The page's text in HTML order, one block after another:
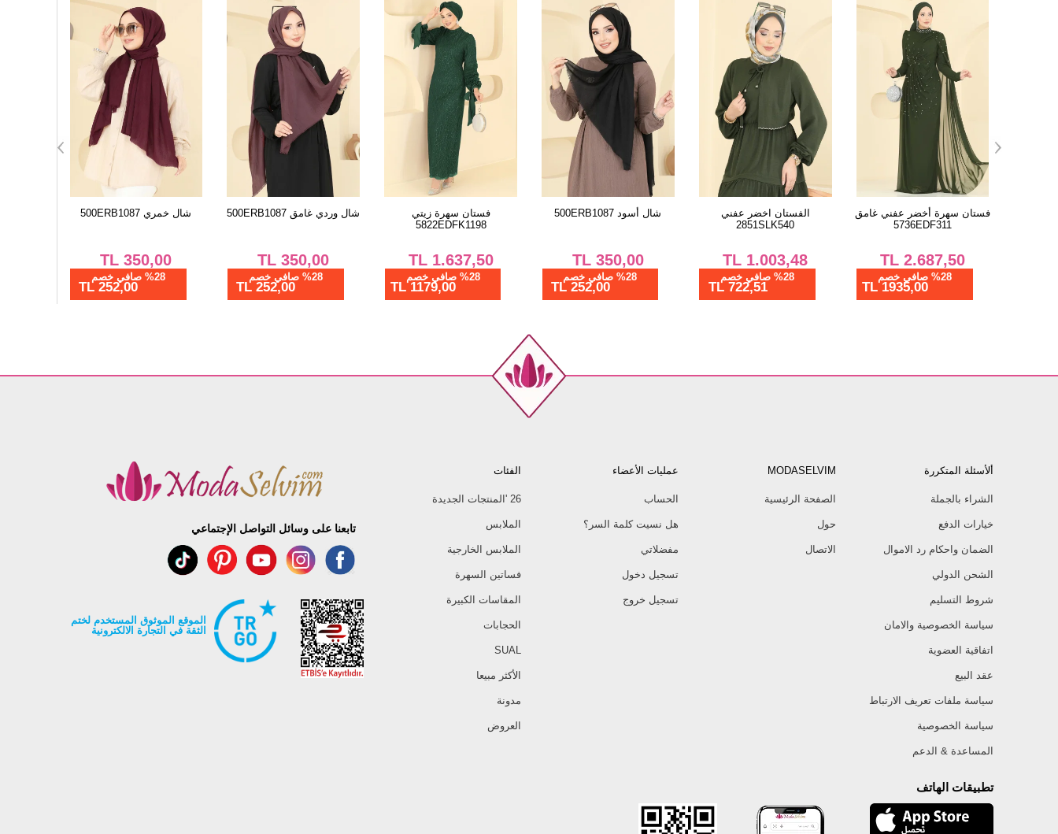
شال وردي غامق 500ERB1087
350,00
TL
%28 صافي خصم
252,00 TL
فستان سهرة زيتي
1.637,50
TL
%28 صافي خصم
1179,00 TL
شال أسود 500ERB1087
350,00
TL
%28 صافي خصم
252,00 TL
الفستان اخضر عفني
1.003,48
TL
%28 صافي خصم
722,51 TL
فستان سهرة أخضر عفني غامق
5736EDF311
2.687,50
%28 صافي خصم
1935,00 TL
طقم بني 3319HBS856
1.687,50
TL
%28 صافي خصم
1215,00 TL
ألأسئلة المتكررة
الشراء بالجملة
خيارات الدفع
الضمان واحكام رد الاموال
الشحن الدولي
شروط التسليم
سياسة الخصوصية والامان
اتفاقية العضوية
عقد البيع
سياسة ملفات تعريف الارتباط
سياسة الخصوصية
المساعدة & الدعم
MODASELVIM
الصفحة الرئيسية
حول
الاتصال
عمليات الأعضاء
الحساب
هل نسيت كلمة السر؟
مفضلاتي
تسجيل دخول
تسجيل خروج
الفئات
26 'المنتجات الجديدة
الملابس
الملابس الخارجية
فساتين السهرة
المقاسات الكبيرة
الحجابات
SUAL
الأكثر مبيعا
مدونة
العروض
تطبيقات الهاتف
تابعنا على وسائل التواصل الإجتماعي
الموقع الموثوق المستخدم لختم
الثقة في التجارة الالكترونية